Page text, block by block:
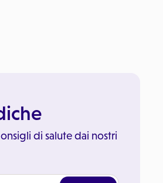
di salute dai nostri